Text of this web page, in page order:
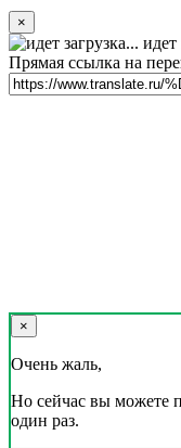
×
идет
Прямая ссылка на
×
Очень жаль,
Но сейчас вы можете
один раз.